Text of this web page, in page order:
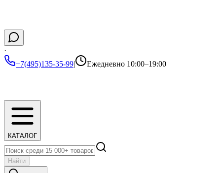
·
+7(495)135-35-99| Ежедневно 10:00–19:00
КАТАЛОГ
Найти